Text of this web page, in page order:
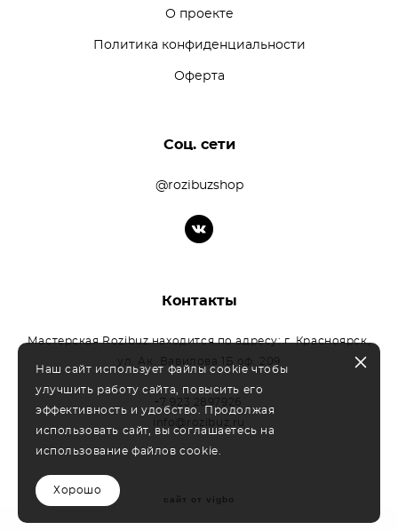
О проекте
Политика конфиденциальности
Оферта
Соц. сети
@rozibuzshop
Контакты
Мастерская Rozibuz находится по адресу: г. Красноярск,
ул. Ак. Вавилова 1Б оф. 209
+7 923 2897926
info@rozibuz.ru
сайт от vigbo
Наш сайт использует файлы cookie чтобы
улучшить работу сайта, повысить его
эффективность и удобство. Продолжая
использовать сайт, вы соглашаетесь на
использование файлов cookie.
Хорошо